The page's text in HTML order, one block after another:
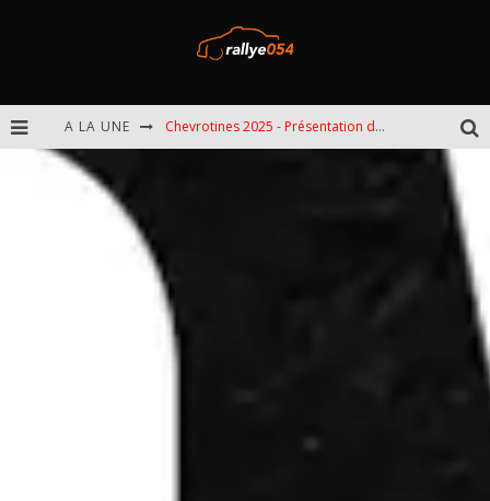
A LA UNE Chevrotines 2025 - Présentation de l'épreuve